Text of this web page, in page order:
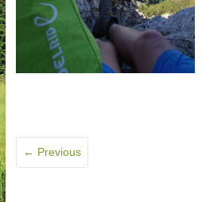
← Previous